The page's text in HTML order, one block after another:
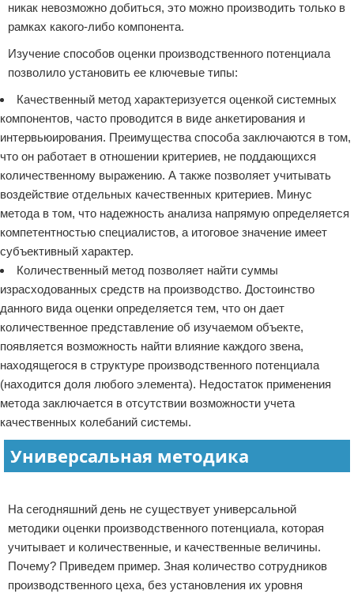
никак невозможно добиться, это можно производить только в
рамках какого-либо компонента.
Изучение способов оценки производственного потенциала
позволило установить ее ключевые типы:
Качественный метод характеризуется оценкой системных
компонентов, часто проводится в виде анкетирования и
интервьюирования. Преимущества способа заключаются в том,
что он работает в отношении критериев, не поддающихся
количественному выражению. А также позволяет учитывать
воздействие отдельных качественных критериев. Минус
метода в том, что надежность анализа напрямую определяется
компетентностью специалистов, а итоговое значение имеет
субъективный характер.
Количественный метод позволяет найти суммы
израсходованных средств на производство. Достоинство
данного вида оценки определяется тем, что он дает
количественное представление об изучаемом объекте,
появляется возможность найти влияние каждого звена,
находящегося в структуре производственного потенциала
(находится доля любого элемента). Недостаток применения
метода заключается в отсутствии возможности учета
качественных колебаний системы.
Универсальная методика
На сегодняшний день не существует универсальной
методики оценки производственного потенциала, которая
учитывает и количественные, и качественные величины.
Почему? Приведем пример. Зная количество сотрудников
производственного цеха, без установления их уровня